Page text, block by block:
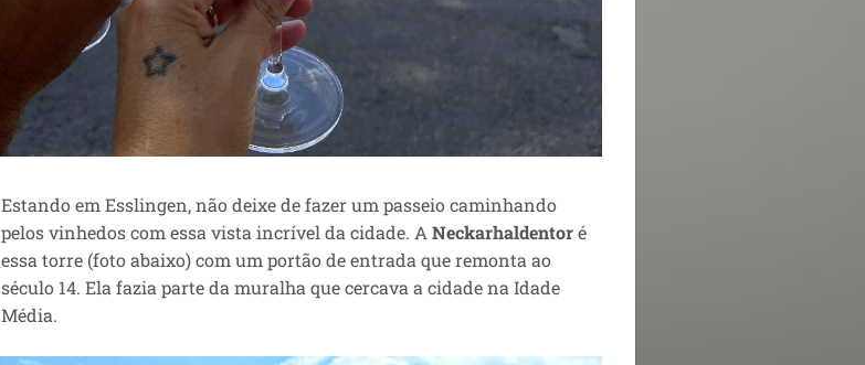
Estando em Esslingen, não deixe de fazer um passeio caminhando
pelos vinhedos com essa vista incrível da cidade. ANeckarhaldentoré
essa torre (foto abaixo) com um portão de entrada que remonta ao
século 14. Ela fazia parte da muralha que cercava a cidade na Idade
Média.